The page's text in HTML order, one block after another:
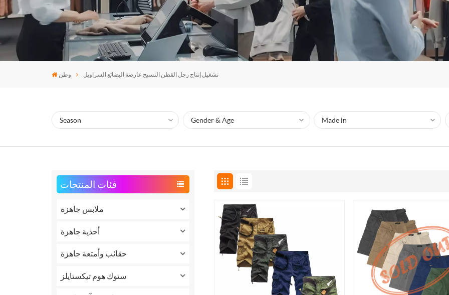
وطن تشغيل إنتاج رجل القطن النسيج عارضة البضائع السراويل
فئات المنتجات
ملابس جاهزة
أحذية جاهزة
حقائب وأمتعة جاهزة
ستوك هوم تيكستايلز